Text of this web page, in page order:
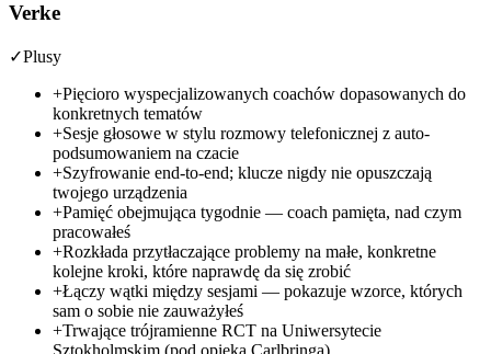
Verke
✓Plusy
+Pięcioro wyspecjalizowanych coachów dopasowanych do
konkretnych tematów
+Sesje głosowe w stylu rozmowy telefonicznej z auto-
podsumowaniem na czacie
+Szyfrowanie end-to-end; klucze nigdy nie opuszczają
twojego urządzenia
+Pamięć obejmująca tygodnie — coach pamięta, nad czym
pracowałeś
+Rozkłada przytłaczające problemy na małe, konkretne
kolejne kroki, które naprawdę da się zrobić
+Łączy wątki między sesjami — pokazuje wzorce, których
sam o sobie nie zauważyłeś
+Trwające trójramienne RCT na Uniwersytecie
Sztokholmskim (pod opieką Carlbringa)